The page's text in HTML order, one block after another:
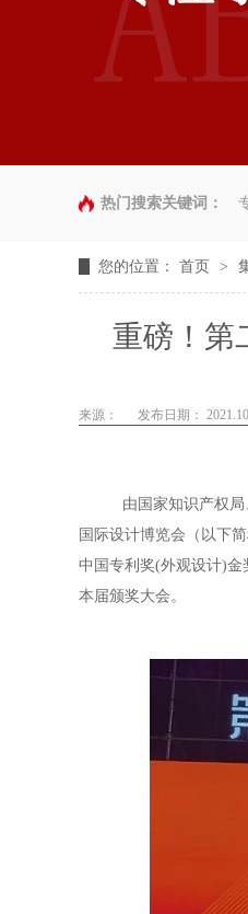
热门搜索关键词：
您的位置： 首页 >
重磅！第
来源： 发布日期：
由国家知识产权局、
国际设计博览会（以下
中国专利奖(外观设计)金
本届颁奖大会。